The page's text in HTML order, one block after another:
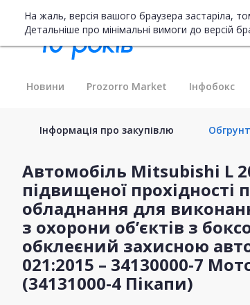
На жаль, версія вашого браузера застаріла,
Детальніше про мінімальні вимоги до версій
Новини Prozorro Market Інфобокс
Інформація про закупівлю
Автомобіль Mitsubishi L
підвищеної прохідності
обладнання для
з охорони об’єктів з
обклеєний захисною
021:2015 – 34130000-7
(34131000-4 Пікапи)